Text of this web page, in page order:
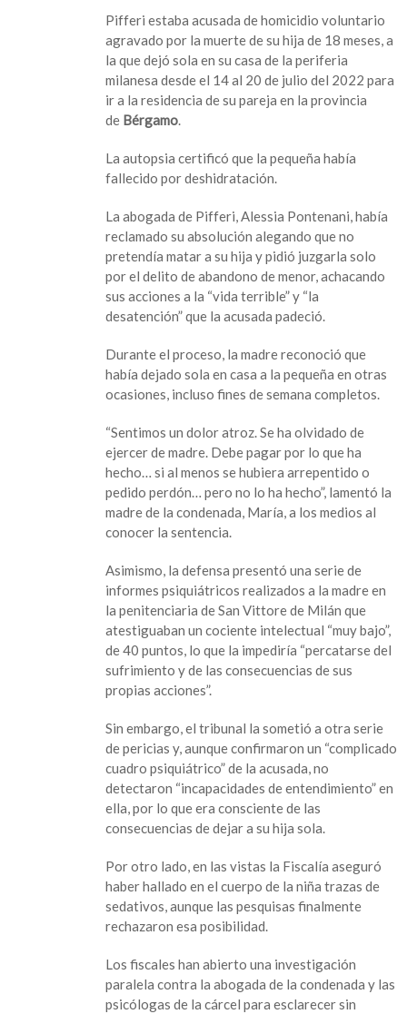
Pifferi estaba acusada de homicidio voluntario
agravado por la muerte de su hija de 18 meses, a
la que dejó sola en su casa de la periferia
milanesa desde el 14 al 20 de julio del 2022 para
ir a la residencia de su pareja en la provincia
de Bérgamo
La autopsia certificó que la pequeña había
fallecido por deshidratación.
La abogada de Pifferi, Alessia Pontenani, había
reclamado su absolución alegando que no
pretendía matar a su hija y pidió juzgarla solo
por el delito de abandono de menor, achacando
sus acciones a la “vida terrible” y “la
desatención” que la acusada padeció.
Durante el proceso, la madre reconoció que
había dejado sola en casa a la pequeña en otras
ocasiones, incluso fines de semana completos.
“Sentimos un dolor atroz. Se ha olvidado de
ejercer de madre. Debe pagar por lo que ha
hecho… si al menos se hubiera arrepentido o
pedido perdón… pero no lo ha hecho”, lamentó la
madre de la condenada, María, a los medios al
conocer la sentencia.
Asimismo, la defensa presentó una serie de
informes psiquiátricos realizados a la madre en
la penitenciaria de San Vittore de Milán que
atestiguaban un cociente intelectual “muy bajo”,
de 40 puntos, lo que la impediría “percatarse del
sufrimiento y de las consecuencias de sus
propias acciones”.
Sin embargo, el tribunal la sometió a otra serie
de pericias y, aunque confirmaron un “complicado
cuadro psiquiátrico” de la acusada, no
detectaron “incapacidades de entendimiento” en
ella, por lo que era consciente de las
consecuencias de dejar a su hija sola.
Por otro lado, en las vistas la Fiscalía aseguró
haber hallado en el cuerpo de la niña trazas de
sedativos, aunque las pesquisas finalmente
rechazaron esa posibilidad.
Los fiscales han abierto una investigación
paralela contra la abogada de la condenada y las
psicólogas de la cárcel para esclarecer sin